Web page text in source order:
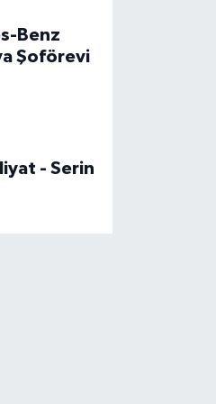
Horoz Partisi
Benz
Şoförevi
- Serin